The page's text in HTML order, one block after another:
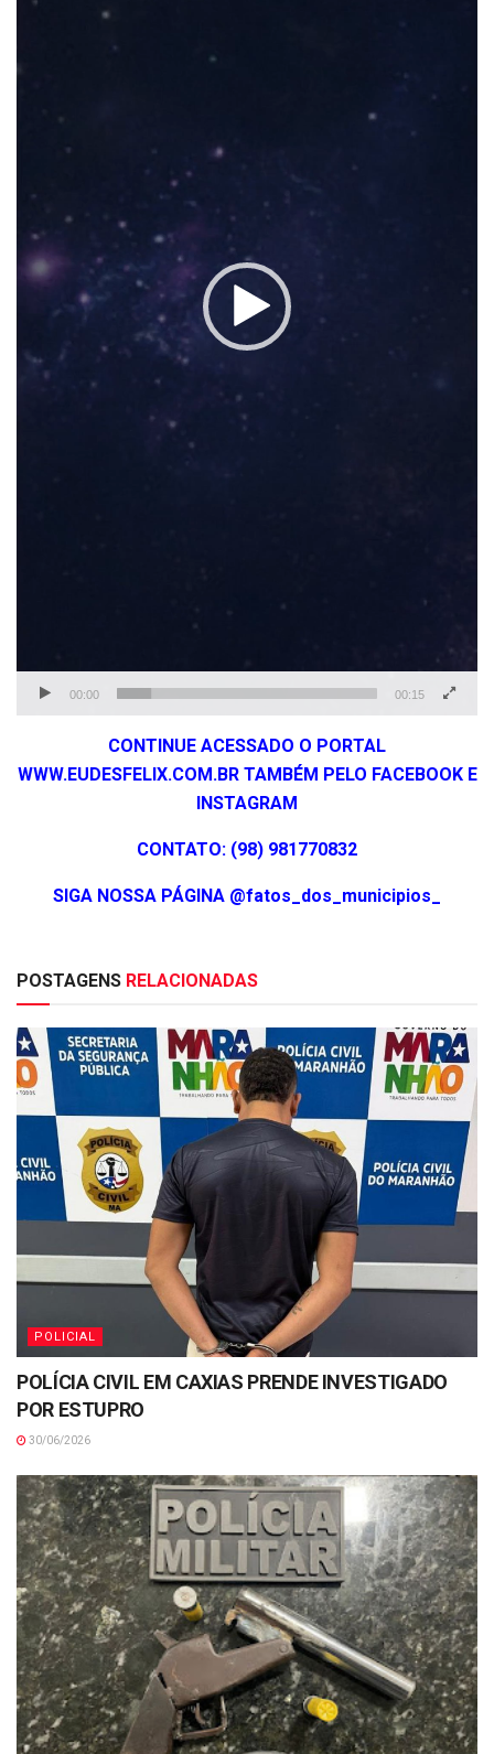
00:00 00:15
CONTINUE ACESSADO O PORTAL
WWW.EUDESFELIX.COM.BR TAMBÉM PELO FACEBOOK E
INSTAGRAM
CONTATO: (98) 981770832
SIGA NOSSA PÁGINA @fatos_dos_municipios_
POSTAGENS RELACIONADAS
POLICIAL
POLÍCIA CIVIL EM CAXIAS PRENDE INVESTIGADO
POR ESTUPRO
30/06/2026